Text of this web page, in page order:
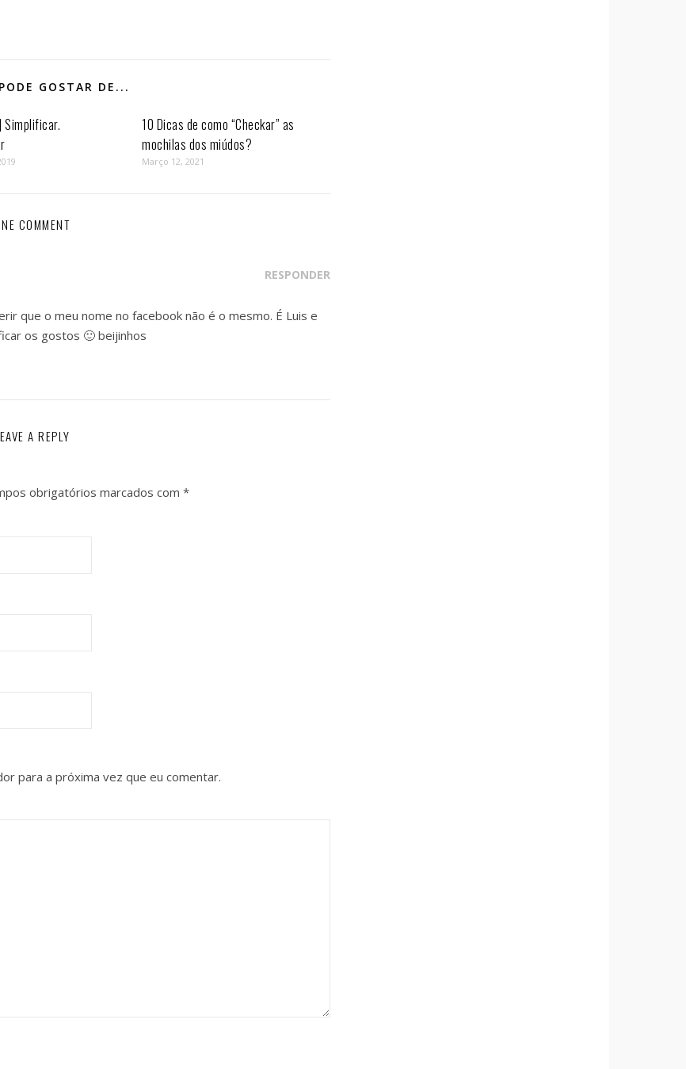
GOSTAR DE...
Simplificar.
10 Dicas de como “Checkar” as
mochilas dos miúdos?
Março 12, 2021
COMMENT
RESPONDER
que o meu nome no facebook não é o mesmo. É Luis e
os gostos 🙂 beijinhos
A REPLY
obrigatórios marcados com *
para a próxima vez que eu comentar.